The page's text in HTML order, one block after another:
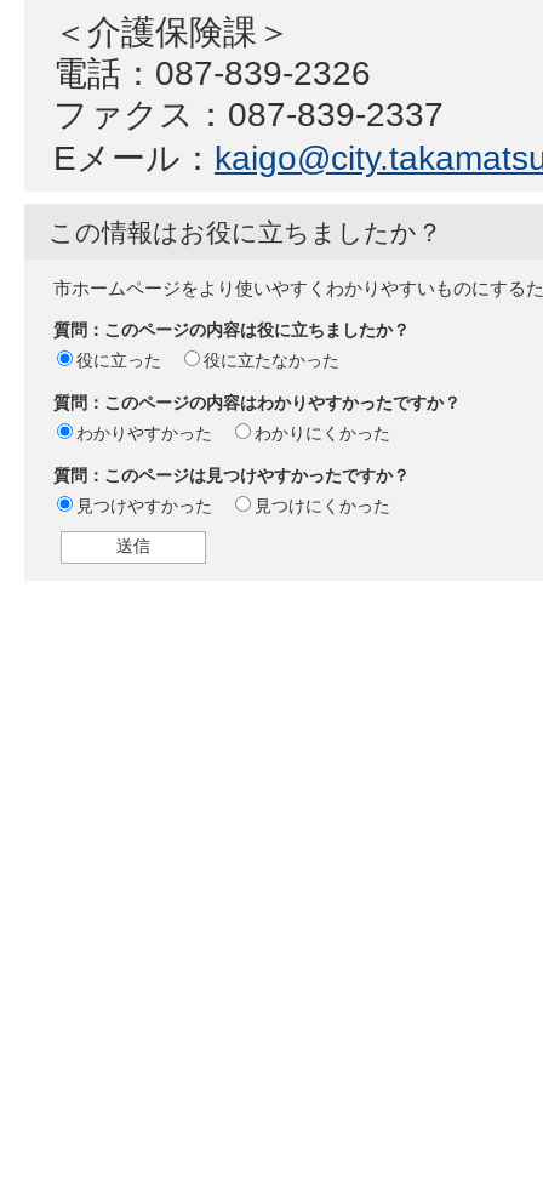
＜介護保険課＞
電話：087-839-2326
ファクス：087-839-2337
Eメール：
この情報はお役に立ちましたか？
市ホームページをより使いやすくわかりやすいものにする
質問：このページの内容は役に立ちましたか？
役に立った
役に立たなかった
質問：このページの内容はわかりやすかったですか？
わかりやすかった
わかりにくかった
質問：このページは見つけやすかったですか？
見つけやすかった
見つけにくかった